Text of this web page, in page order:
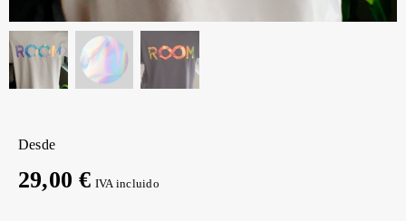
Desde
29,00 € IVA incluido